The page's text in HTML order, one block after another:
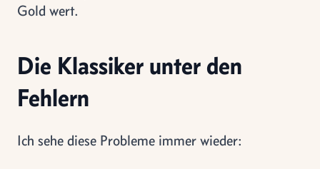
Gold wert.
Die Klassiker unter den
Fehlern
Ich sehe diese Probleme immer wieder: